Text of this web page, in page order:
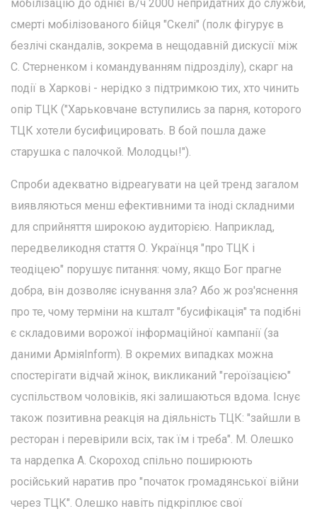
мобілізацію до однієї в/ч 2000 непридатних до служби,
смерті мобілізованого бійця "Скелі" (полк фігурує в
безлічі скандалів, зокрема в нещодавній дискусії між
С. Стерненком і командуванням підрозділу), скарг на
події в Харкові - нерідко з підтримкою тих, хто чинить
опір ТЦК ("Харьковчане вступились за парня, которого
ТЦК хотели бусифицировать. В бой пошла даже
старушка с палочкой. Молодцы!").
Спроби адекватно відреагувати на цей тренд загалом
виявляються менш ефективними та іноді складними
для сприйняття широкою аудиторією. Наприклад,
передвеликодня стаття О. Українця "про ТЦК і
теодіцею" порушує питання: чому, якщо Бог прагне
добра, він дозволяє існування зла? Або ж роз'яснення
про те, чому терміни на кшталт "бусифікація" та подібні
є складовими ворожої інформаційної кампанії (за
даними АрміяInform). В окремих випадках можна
спостерігати відчай жінок, викликаний "героїзацією"
суспільством чоловіків, які залишаються вдома. Існує
також позитивна реакція на діяльність ТЦК: "зайшли в
ресторан і перевірили всіх, так їм і треба". М. Олешко
та нардепка А. Скороход спільно поширюють
російський наратив про "початок громадянської війни
через ТЦК". Олешко навіть підкріплює свої